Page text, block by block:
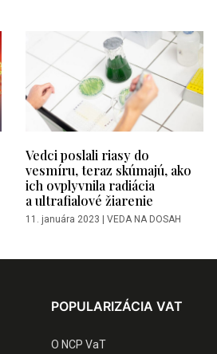
Vedci poslali riasy do
vesmíru, teraz skúmajú, ako
ich ovplyvnila radiácia
a ultrafialové žiarenie
11. januára 2023 VEDA NA DOSAH
POPULARIZÁCIA VAT
O NCP VaT